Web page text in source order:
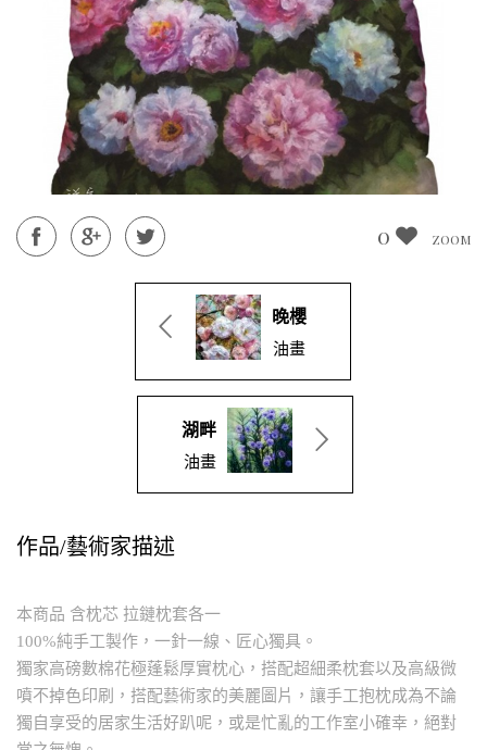
0 ZOOM
晚櫻
油畫
湖畔
油畫
作品/藝術家描述
本商品 含枕芯 拉鏈枕套各一
100%純手工製作，一針一線、匠心獨具。
獨家高磅數棉花極蓬鬆厚實枕心，搭配超細柔枕套以及高級微
噴不掉色印刷，搭配藝術家的美麗圖片，讓手工抱枕成為不論
獨自享受的居家生活好趴呢，或是忙亂的工作室小確幸，絕對